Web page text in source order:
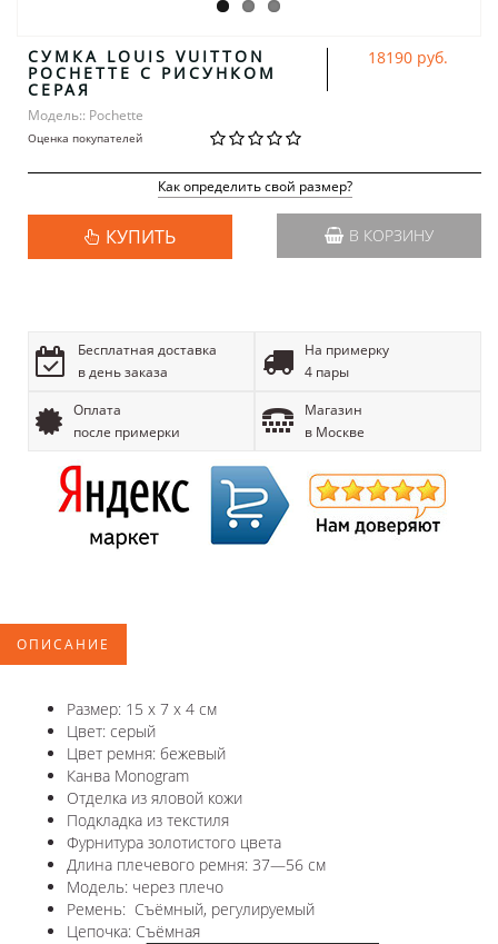
СУМКА LOUIS VUITTON
POCHETTE С РИСУНКОМ
СЕРАЯ
Модель:: Pochette
Оценка покупателей
18190 руб.
Как определить свой размер?
КУПИТЬ В КОРЗИНУ
Бесплатная доставка
в день заказа
На примерку
4 пары
Оплата
после примерки
Магазин
в Москве
ОПИСАНИЕ
Размер: 15 x 7 x 4 см
Цвет: серый
Цвет ремня: бежевый
Канва Monogram
Отделка из яловой кожи
Подкладка из текстиля
Фурнитура золотистого цвета
Длина плечевого ремня: 37—56 см
Модель: через плечо
Ремень: Съёмный, регулируемый
Цепочка: Съёмная